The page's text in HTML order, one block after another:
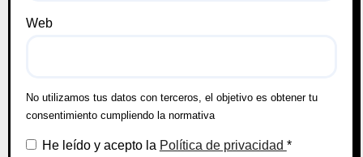
Web
No utilizamos tus datos con terceros, el objetivo es obtener tu
consentimiento cumpliendo la normativa
He leído y acepto la Política de privacidad *